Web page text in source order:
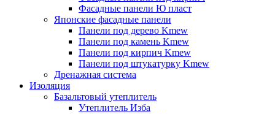
Фасадные панели Ю пласт
Японские фасадные панели
Панели под дерево Kmew
Панели под камень Kmew
Панели под кирпич Kmew
Панели под штукатурку Kmew
Дренажная система
Изоляция
Базальтовый утеплитель
Утеплитель Изба